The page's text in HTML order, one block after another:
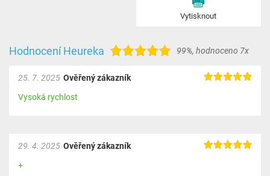
Vytisknout
Hodnocení Heureka 99%, hodnoceno 7x
Ověřený zákazník
25. 7. 2025
Vysoká rychlost
Ověřený zákazník
29. 4. 2025
+